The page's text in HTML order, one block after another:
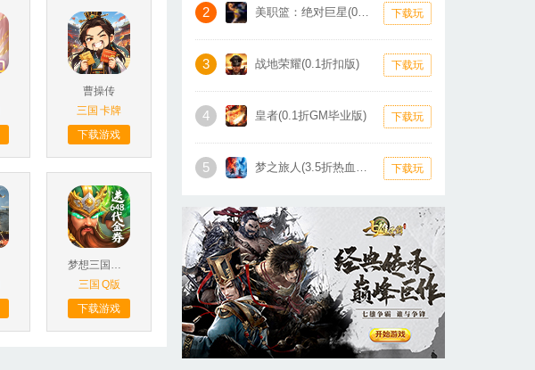
曹操传
三国 卡牌
下载游戏
梦想三国之勇往直前
三国 Q版
下载游戏
2 美职篮：绝对巨星(0.1折卡牌) 下载玩
3 战地荣耀(0.1折扣版) 下载玩
4 皇者(0.1折GM毕业版) 下载玩
5 梦之旅人(3.5折热血霸业) 下载玩